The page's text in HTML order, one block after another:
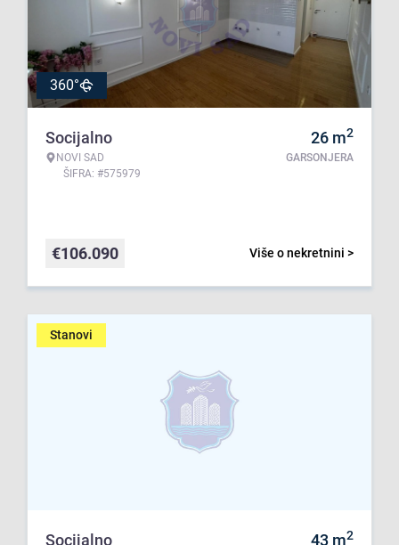
360°
Socijalno
NOVI SAD
ŠIFRA: #575979
26 m2
GARSONJERA
Više o nekretnini >
€106.090
Stanovi
Socijalno 43 m2